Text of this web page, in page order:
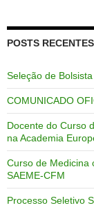
POSTS RECENTES
Seleção de
COMUNICADO
Docente do Curso
na Academia
Curso de Medicina
SAEME-CFM
Processo Seletivo